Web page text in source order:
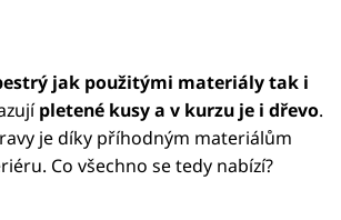
jak použitými materiály tak i
pletené kusy a v kurzu je i dřevo.
je díky příhodným materiálům
Co všechno se tedy nabízí?